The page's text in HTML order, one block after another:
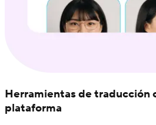
Herramientas de traducción
plataforma